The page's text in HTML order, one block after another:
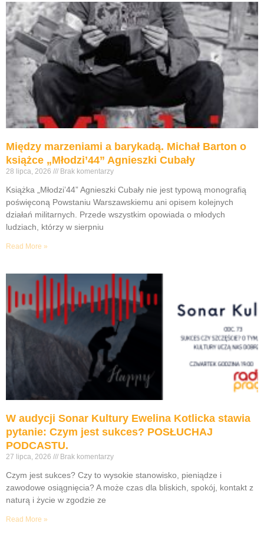
Między marzeniami a barykadą. Michał Barton o
książce „Młodzi’44” Agnieszki Cubały
28 lipca, 2026 Brak komentarzy
Książka „Młodzi’44” Agnieszki Cubały nie jest typową monografią
poświęconą Powstaniu Warszawskiemu ani opisem kolejnych
działań militarnych. Przede wszystkim opowiada o młodych
ludziach, którzy w sierpniu
Read More »
W audycji Sonar Kultury Ewelina Kotlicka stawia
pytanie: Czym jest sukces? POSŁUCHAJ
PODCASTU.
27 lipca, 2026 Brak komentarzy
Czym jest sukces? Czy to wysokie stanowisko, pieniądze i
zawodowe osiągnięcia? A może czas dla bliskich, spokój, kontakt z
naturą i życie w zgodzie ze
Read More »